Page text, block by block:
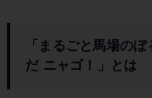
「まるごと馬場の
だ ニャゴ！」とは